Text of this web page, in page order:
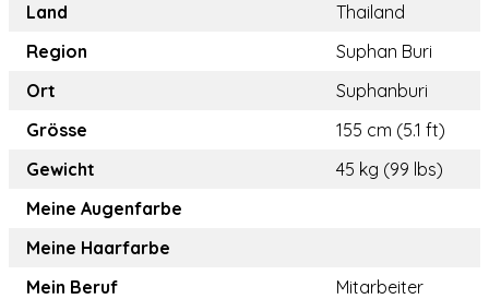
Land
Thailand
Region
Suphan Buri
Ort
Suphanburi
Grösse
155 cm (5.1 ft)
Gewicht
45 kg (99 lbs)
Meine Augenfarbe
Meine Haarfarbe
Mein Beruf
Mitarbeiter